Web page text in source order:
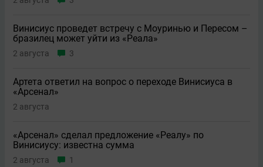
Винисиус проведет встречу с Моуринью и Пересом –
бразилец может уйти из «Реала»
2 августа 3
Артета ответил на вопрос о переходе Винисиуса в
«Арсенал»
2 августа
«Арсенал» сделал предложение «Реалу» по
Винисиусу: известна сумма
2 августа 1